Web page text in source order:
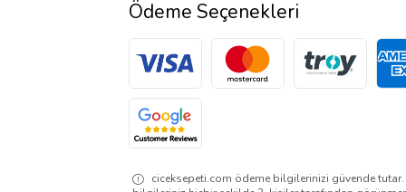
Ödeme Seçenekleri
ciceksepeti.com ödeme bilgilerinizi güvende tutar.